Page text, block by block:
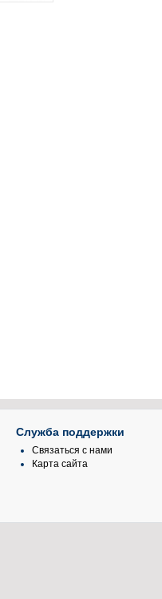
Служба поддержки
Связаться с нами
Карта сайта